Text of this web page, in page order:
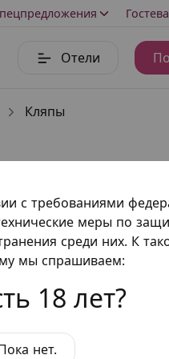
с требованиями
меры по
среди них. К
мы спрашиваем:
18 лет?
нет.
Отели
Кляпы
шаров с дырочками
его по